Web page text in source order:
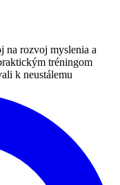
na rozvoj myslenia a
tréningom
k neustálemu